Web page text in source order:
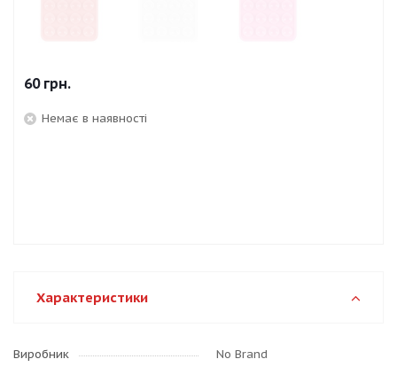
60грн.
Немає в наявності
Характеристики
Виробник
No Brand